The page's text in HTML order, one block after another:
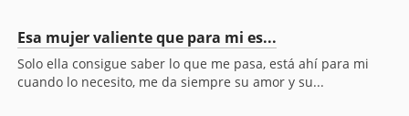
Esa mujer valiente que para mi es...
Solo ella consigue saber lo que me pasa, está ahí para mi
cuando lo necesito, me da siempre su amor y su...